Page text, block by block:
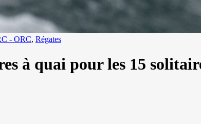
- ORC, Régates
à quai pour les 15